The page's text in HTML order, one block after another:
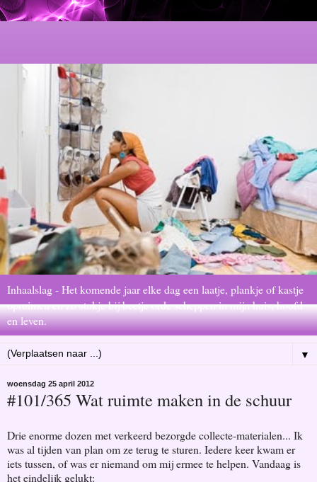
Inhaalslag - Het komende jaar elke dag een laatje, plankje of kastje
opruimen en zo stukje bij beetje orde scheppen in mijn huis, hoofd
en leven.
▼
woensdag 25 april 2012
#101/365 Wat ruimte maken in de schuur
Drie enorme dozen met verkeerd bezorgde collecte-materialen... Ik
was al tijden van plan om ze terug te sturen. Iedere keer kwam er
iets tussen, of was er niemand om mij ermee te helpen. Vandaag is
het eindelijk gelukt: